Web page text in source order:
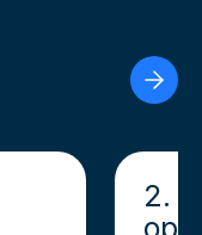
Next
2.